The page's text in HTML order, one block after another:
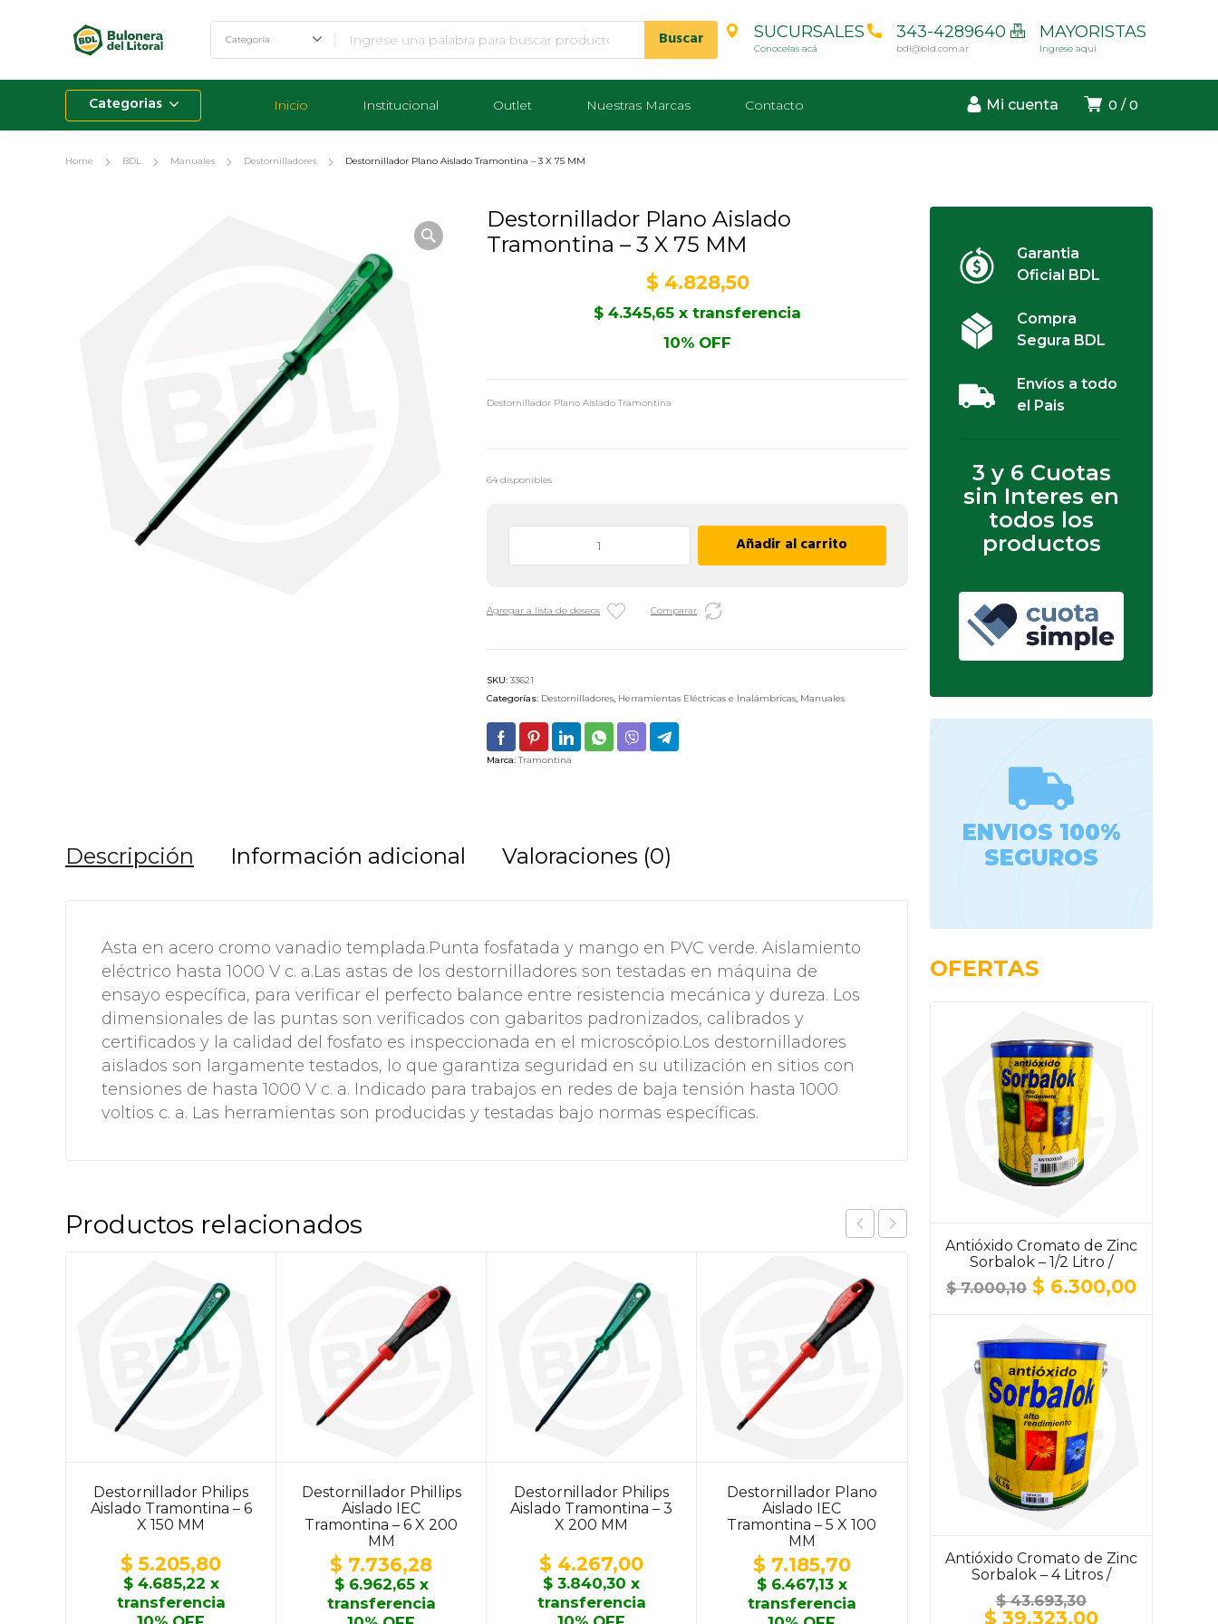
SUCURSALES
Conocelas acá
343-4289640
bdl@bld.com.ar
MAYORISTAS
Ingrese aqui
0 0
Mi cuenta
Categorias Inicio Institucional Outlet Nuestras Marcas Contacto
Home BDL Manuales Destornilladores Destornillador Plano Aislado Tramontina – 3 X 75 MM
Destornillador Plano Aislado
Tramontina – 3 X 75 MM
$ 4.828,50
$ 4.345,65 x transferencia
10% OFF
Destornillador Plano Aislado Tramontina
64 disponibles
-
75
MM
Añadir al carrito
Agregar a lista de deseos Comparar
SKU: 33621
Categorías: Destornilladores, Herramientas Eléctricas e Inalámbricas, Manuales
Marca:Tramontina
Descripción Información adicional Valoraciones (0)
Asta en acero cromo vanadio templada.Punta fosfatada y mango en PVC verde. Aislamiento
eléctrico hasta 1000 V c. a.Las astas de los destornilladores son testadas en máquina de
ensayo específica, para verificar el perfecto balance entre resistencia mecánica y dureza. Los
dimensionales de las puntas son verificados con gabaritos padronizados, calibrados y
certificados y la calidad del fosfato es inspeccionada en el microscópio.Los destornilladores
aislados son largamente testados, lo que garantiza seguridad en su utilización en sitios con
tensiones de hasta 1000 V c. a. Indicado para trabajos en redes de baja tensión hasta 1000
voltios c. a. Las herramientas son producidas y testadas bajo normas específicas.
Productos relacionados
Destornillador Philips
Aislado Tramontina – 6
X 150 MM
$ 5.205,80
$4.685,22 x
transferencia
Destornillador Phillips
Aislado IEC
Tramontina – 6 X 200
MM
$ 7.736,28
$6.962,65x
transferencia
Destornillador Philips
Aislado Tramontina – 3
X 200 MM
$ 4.267,00
$ 3.840,30 x
transferencia
Destornillador Plano
Aislado IEC
Tramontina – 5 X 100
MM
$ 7.185,70
$6.467,13x
transferencia
Destornillador Phillips
Aislado IEC
$9.575,20
$8.617,68
x
transferencia
Garantia
Oficial BDL
Compra
Segura BDL
Envíos a todo
el Pais
3 y 6 Cuotas
sin Interes en
todos los
productos
ENVIOS 100%
SEGUROS
OFERTAS
Antióxido Cromato de Zinc
Sorbalok – 1/2 Litro /
ALUMINIO
$7.000,10 El
precio
era:
$ 7.000,10.
$ 6.300,00El
Antióxido Cromato de Zinc
Sorbalok – 4 Litros /
ALUMINIO
$43.693,30
El
$ 39.323,00El